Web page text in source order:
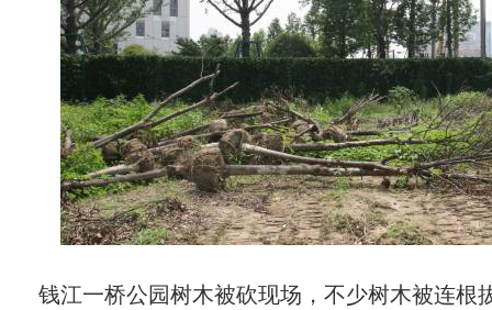
钱江一桥公园树木被砍现场，不少树木被连